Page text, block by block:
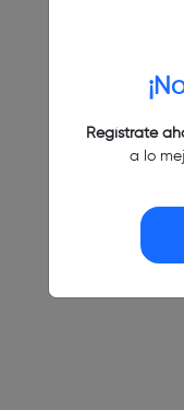
Regístrate
a lo